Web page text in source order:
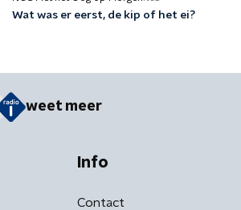
Wat was er eerst, de kip of het ei?
weet meer
Info
Contact